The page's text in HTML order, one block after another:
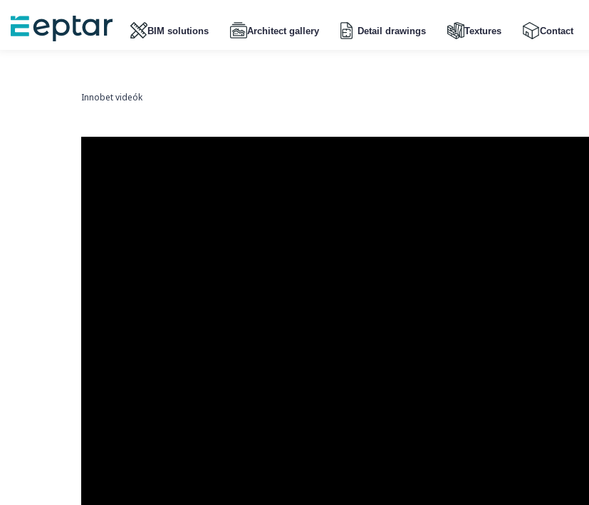
BIM solutions Architect gallery Detail drawings Textures Contact
Innobet videók